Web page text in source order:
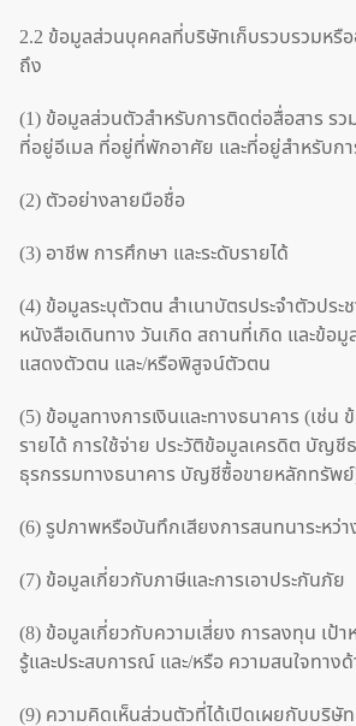
2.2 ข้อมูลส่วนบุคคลที่บริษัทเก็บรวบรวมหรือ
ถึง
(1) ข้อมูลส่วนตัวสำหรับการติดต่อสื่อสาร ร
ที่อยู่อีเมล ที่อยู่ที่พักอาศัย และที่อยู่สำหรับก
(2) ตัวอย่างลายมือชื่อ
(3) อาชีพ การศึกษา และระดับรายได้
(4) ข้อมูลระบุตัวตน สำเนาบัตรประจำตัวประ
หนังสือเดินทาง วันเกิด สถานที่เกิด และข้อ
แสดงตัวตน และ/หรือพิสูจน์ตัวตน
(5) ข้อมูลทางการเงินและทางธนาคาร (เช่
รายได้ การใช้จ่าย ประวัติข้อมูลเครดิต บัญชี
ธุรกรรมทางธนาคาร บัญชีซื้อขายหลักทรัพ
(6) รูปภาพหรือบันทึกเสียงการสนทนาระหว่
(7) ข้อมูลเกี่ยวกับภาษีและการเอาประกันภัย
(8) ข้อมูลเกี่ยวกับความเสี่ยง การลงทุน เป้
รู้และประสบการณ์ และ/หรือ ความสนใจทา
(9) ความคิดเห็นส่วนตัวที่ได้เปิดเผยกับบริษั